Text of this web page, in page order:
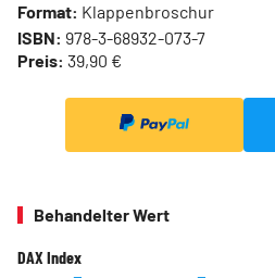
Format: Klappenbroschur
ISBN: 978-3-68932-073-7
Preis: 39,90 €
Behandelter Wert
DAX Index